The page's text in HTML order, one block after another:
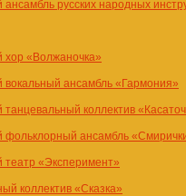
русских народных
хор «Волжаночка»
вокальный ансамбль «Гармония»
коллектив
фольклорный ансамбль
театр «Эксперимент»
коллектив «Сказка»